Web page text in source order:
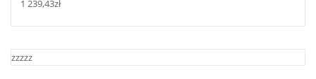
1 239,43zł
zzzzz